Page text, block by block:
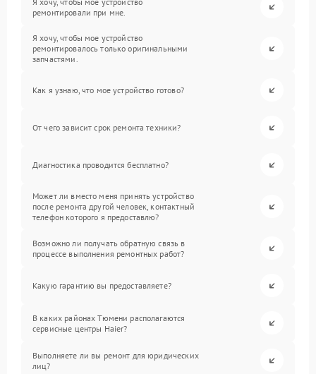
ремонтировали при мне.
Я хочу, чтобы мое устройство
ремонтировалось только оригинальными
запчастями.
Как я узнаю, что мое устройство готово?
От чего зависит срок ремонта техники?
Диагностика проводится бесплатно?
Может ли вместо меня принять устройство
после ремонта другой человек, контактный
телефон которого я предоставлю?
Возможно ли получать обратную связь в
процессе выполнения ремонтных работ?
Какую гарантию вы предоставляете?
В каких районах Тюмени располагаются
сервисные центры Haier?
Выполняете ли вы ремонт для юридических
лиц?